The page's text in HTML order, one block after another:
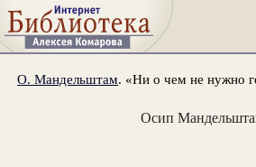
О. Мандельштам. «Ни о чем не нужно
Осип